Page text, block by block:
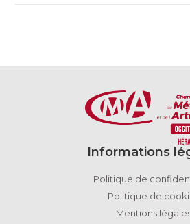
Informations
Politique de
Politique de
Mentions